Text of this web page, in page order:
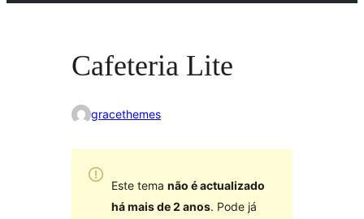
Cafeteria Lite
gracethemes
Este tema não é actualizado
há mais de 2 anos. Pode já